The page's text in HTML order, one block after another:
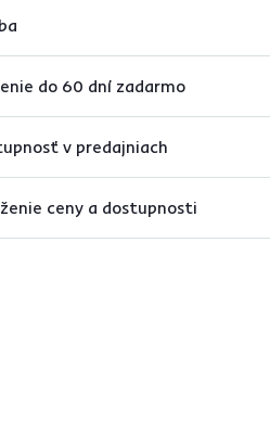
do 60 dní zadarmo
v predajniach
ceny a dostupnosti